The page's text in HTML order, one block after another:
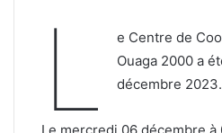
L
e Centre de
Ouaga 2000 a
décembre 2023.